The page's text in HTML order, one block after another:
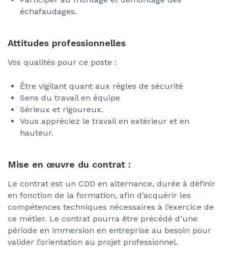
échafaudages.
Attitudes professionnelles
Vos qualités pour ce poste :
Être vigilant quant aux règles de sécurité
Sens du travail en équipe
Sérieux et rigoureux.
Vous appréciez le travail en extérieur et en
hauteur.
Mise en œuvre du contrat :
Le contrat est un CDD en alternance, durée à définir
en fonction de la formation, afin d’acquérir les
compétences techniques nécessaires à l’exercice de
ce métier. Le contrat pourra être précédé d’une
période en immersion en entreprise au besoin pour
valider l’orientation au projet professionnel.